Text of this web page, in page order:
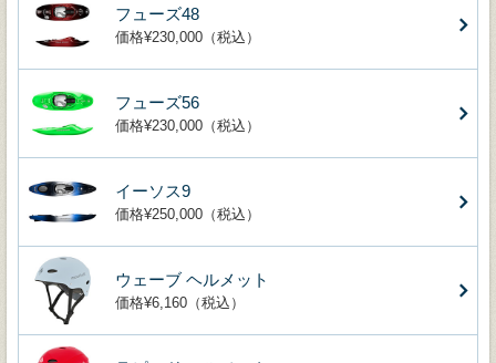
フューズ48
価格¥230,000（税込）
フューズ56
価格¥230,000（税込）
イーソス9
価格¥250,000（税込）
ウェーブ ヘルメット
価格¥6,160（税込）